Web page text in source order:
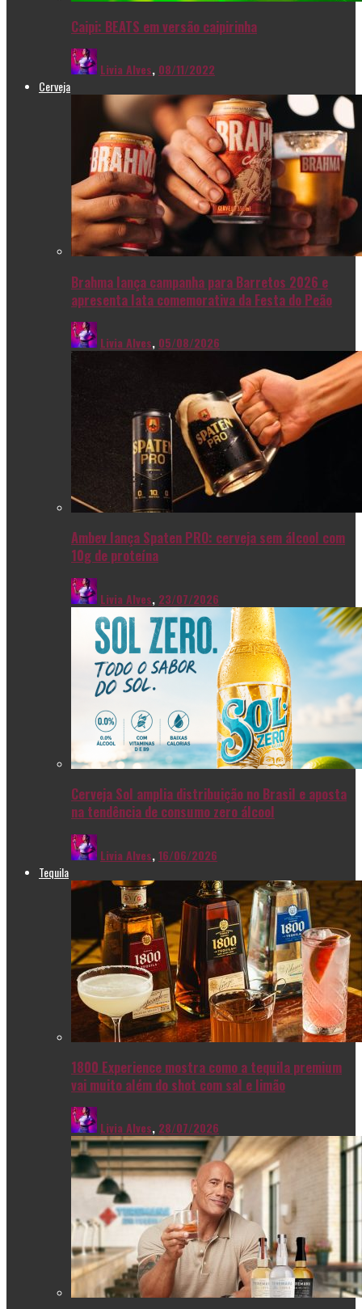
Caipi: BEATS em versão caipirinha
Livia Alves, 08/11/2022
Cerveja
Brahma lança campanha para Barretos 2026 e
apresenta lata comemorativa da Festa do Peão
Livia Alves, 05/08/2026
Ambev lança Spaten PRO: cerveja sem álcool com
10g de proteína
Livia Alves, 23/07/2026
Cerveja Sol amplia distribuição no Brasil e aposta
na tendência de consumo zero álcool
Livia Alves,16/06/2026
Tequila
1800 Experience mostra como a tequila premium
vai muito além do shot com sal e limão
Livia Alves, 28/07/2026